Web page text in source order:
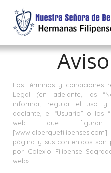
Los términos y condiciones
Legal (en adelante, las
informar, regular el uso y
adelante, el “Usuario” o los
web que
página y sus contenidos son
por Colexio Filipense
web».